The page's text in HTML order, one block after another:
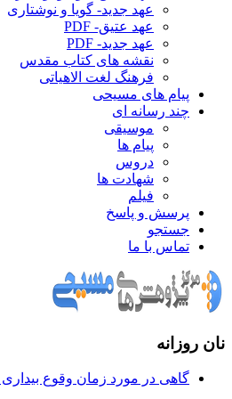
عهد جدید- گویا و نوشتاری
عهد عتیق- PDF
عهد جدید- PDF
نقشه های کتاب مقدس
فرهنگ لغت الاهیاتی
پیام های مسیحی
چند رسانه ای
موسیقی
پیام ها
دروس
شهادت ها
فیلم
پرسش و پاسخ
جستجو
تماس با ما
نان روزانه
گاهی در مورد زمان وقوع